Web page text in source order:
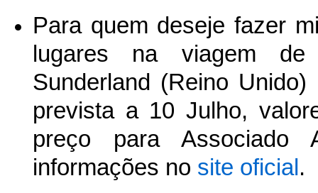
Para quem deseje fazer
lugares na viagem de
Sunderland (Reino
prevista a 10 Julho,
preço para
informações no site oficial.